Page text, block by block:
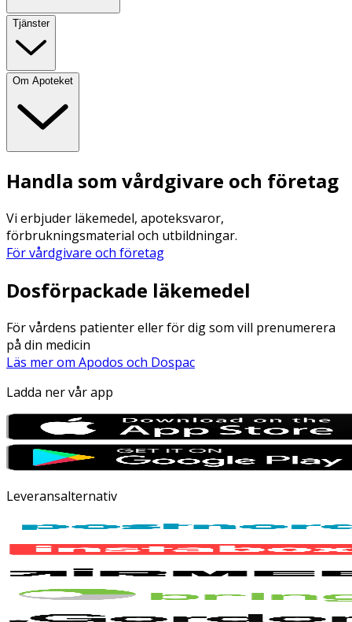
Tjänster
Om Apoteket
Handla som vårdgivare och företag
Vi erbjuder läkemedel, apoteksvaror,
förbrukningsmaterial och utbildningar.
För vårdgivare och företag
Dosförpackade läkemedel
För vårdens patienter eller för dig som vill prenumerera
på din medicin
Läs mer om Apodos och Dospac
Ladda ner vår app
Leveransalternativ